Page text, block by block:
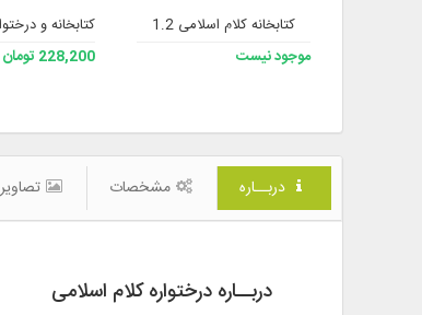
کتابخانه کلام اسلامی 1.2
موجود نیست
کتابخانه و
228,200 تومان
دربــاره مشخصات تصاویر
دربــاره درختواره کلام اسلامی